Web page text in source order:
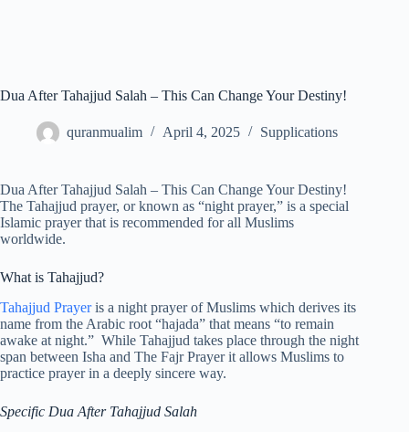
Dua After Tahajjud Salah – This Can Change Your Destiny!
quranmualim April 4, 2025 Supplications
Dua After Tahajjud Salah – This Can Change Your Destiny!
The Tahajjud prayer, or known as “night prayer,” is a special
Islamic prayer that is recommended for all Muslims
worldwide.
What is Tahajjud?
Tahajjud Prayeris a night prayer of Muslims which derives its
name from the Arabic root “hajada” that means “to remain
awake at night.” While Tahajjud takes place through the night
span between Isha and The Fajr Prayer it allows Muslims to
practice prayer in a deeply sincere way.
Specific Dua After Tahajjud Salah